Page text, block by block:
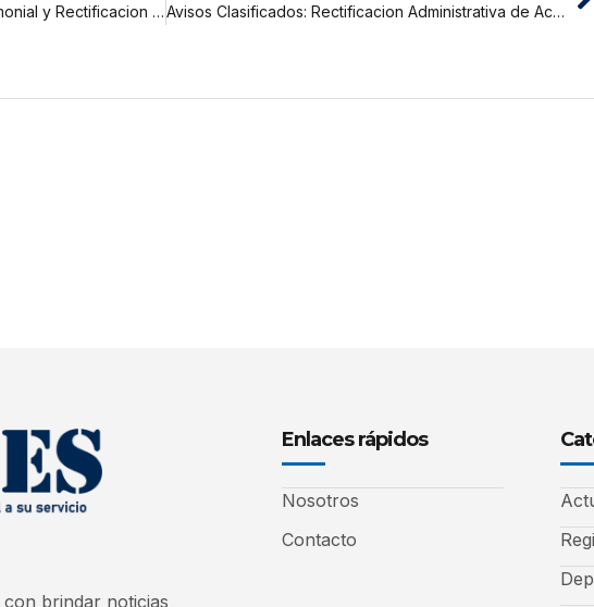
Avisos Clasificados: Edicto Matrimonial y Rectificacion Administrativa de Acta Nacimiento Norita Pinchi Cabrera Registrador Civil. Avisos Clasificados: Rectificacion Administrativa de Acta de Nacimiento Sra. LEYDEN VELA VILLACIS JEFE DE LA OFICINA DE REGISTROS DEL ESTADO CIVIL.
brindar noticias
Enlaces rápidos
Nosotros
Contacto